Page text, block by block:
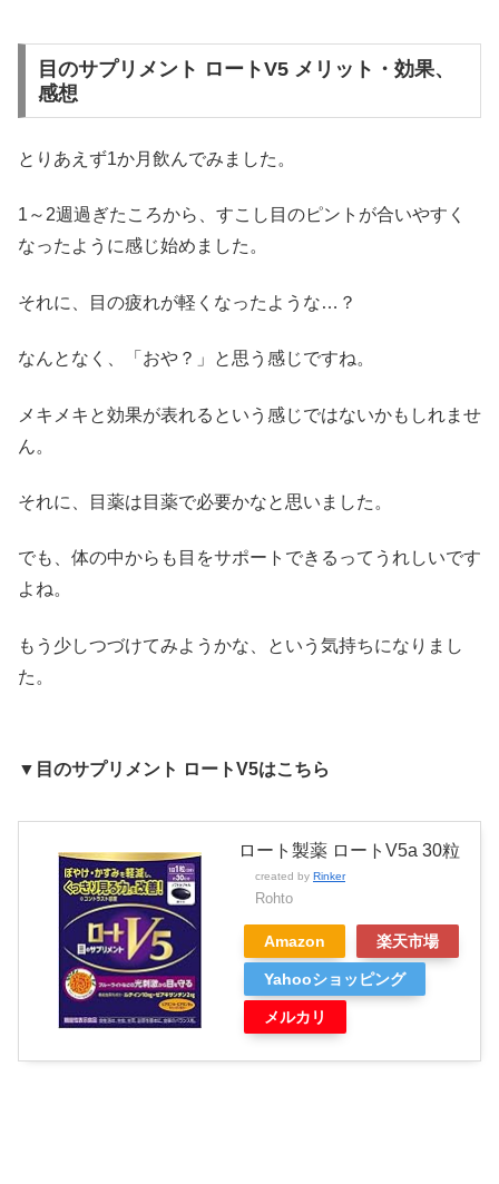
目のサプリメント ロートV5 メリット・効果、
感想
とりあえず1か月飲んでみました。
1～2週過ぎたころから、すこし目のピントが合いやすく
なったように感じ始めました。
それに、目の疲れが軽くなったような…？
なんとなく、「おや？」と思う感じですね。
メキメキと効果が表れるという感じではないかもしれませ
ん。
それに、目薬は目薬で必要かなと思いました。
でも、体の中からも目をサポートできるってうれしいです
よね。
もう少しつづけてみようかな、という気持ちになりまし
た。
▼目のサプリメント ロートV5はこちら
ロート製薬 ロートV5a 30粒
created by Rinker
Rohto
Amazon 楽天市場
Yahooショッピング
メルカリ